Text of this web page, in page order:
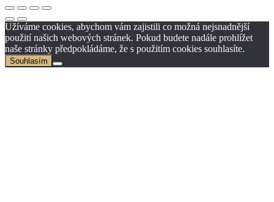
Užíváme cookies, abychom vám zajistili co možná nejsnadnější
použití našich webových stránek. Pokud budete nadále prohlížet
naše stránky předpokládáme, že s použitím cookies souhlasíte.
Souhlasím